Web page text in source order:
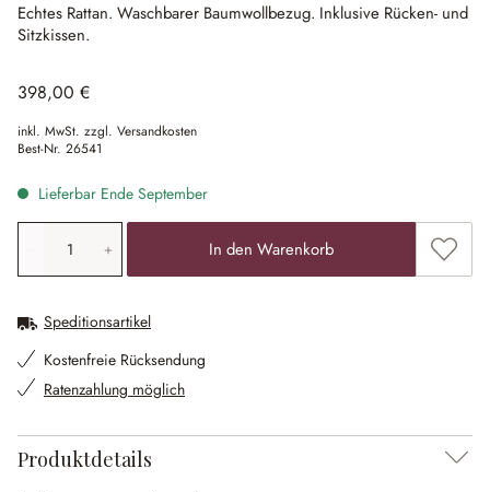
Echtes Rattan. Waschbarer Baumwollbezug. Inklusive Rücken- und
Sitzkissen.
398,00 €
inkl. MwSt. zzgl. Versandkosten
Best-Nr. 26541
Lieferbar Ende September
Produkt Anzahl: Gib den gewünschten Wert ein oder
In den Warenkorb Zum
Speditionsartikel
Kostenfreie Rücksendung
Ratenzahlung möglich
Produktdetails